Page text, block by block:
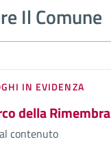
Il Comune
IN EVIDENZA
della
contenuto